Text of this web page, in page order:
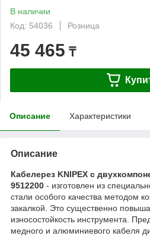
В наличии
Код: 54036
Розница
45 465 ₸
Описание Характеристики
Описание
Кабелерез KNIPEX с
9512200 - изготовлен из
стали особого качества методом
закалкой. Это существенно
износостойкость инструмента.
медного и алюминиевого кабеля